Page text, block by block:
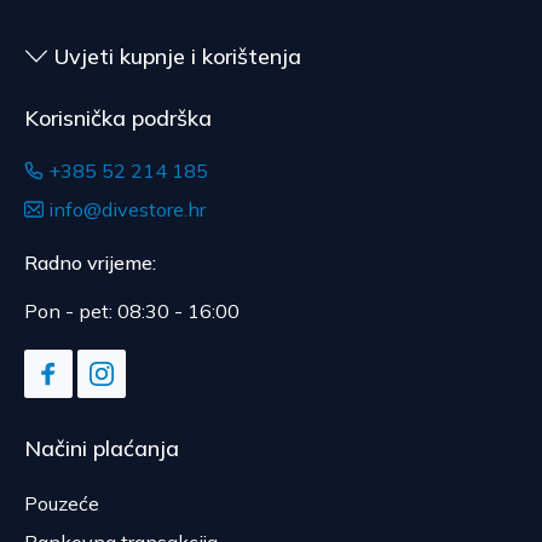
Uvjeti kupnje i korištenja
Korisnička podrška
+385 52 214 185
info@divestore.hr
Radno vrijeme:
Pon - pet: 08:30 - 16:00
Načini plaćanja
Pouzeće